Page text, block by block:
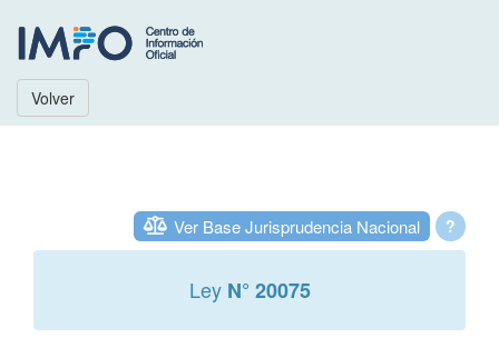
Volver
?
Ver Base Jurisprudencia Nacional
Ley N° 20075